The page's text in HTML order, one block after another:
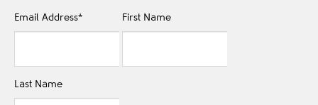
Email Address* First Name
Last Name